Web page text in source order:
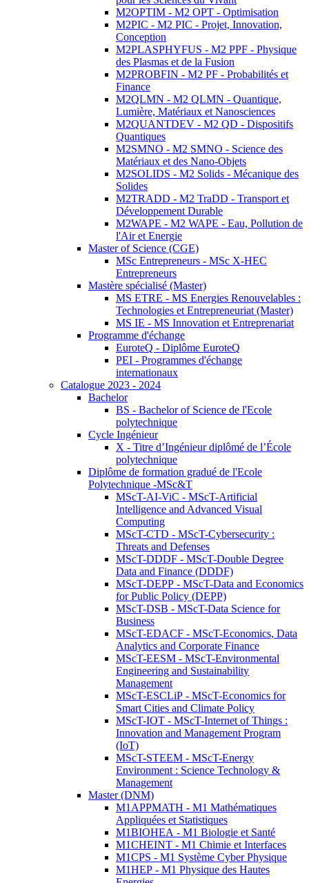
M2OPTIM - M2 OPT - Optimisation
M2PIC - M2 PIC - Projet, Innovation,
Conception
M2PLASPHYFUS - M2 PPF - Physique
des Plasmas et de la Fusion
M2PROBFIN - M2 PF - Probabilités et
Finance
M2QLMN - M2 QLMN - Quantique,
Lumière, Matériaux et Nanosciences
M2QUANTDEV - M2 QD - Dispositifs
Quantiques
M2SMNO - M2 SMNO - Science des
Matériaux et des Nano-Objets
M2SOLIDS - M2 Solids - Mécanique des
Solides
M2TRADD - M2 TraDD - Transport et
Développement Durable
M2WAPE - M2 WAPE - Eau, Pollution de
l'Air et Energie
Master of Science (CGE)
MSc Entrepreneurs - MSc X-HEC
Entrepreneurs
Mastère spécialisé (Master)
MS ETRE - MS Energies Renouvelables :
Technologies et Entrepreneuriat (Master)
MS IE - MS Innovation et Entreprenariat
Programme d'échange
EuroteQ - Diplôme EuroteQ
PEI - Programmes d'échange
internationaux
Catalogue 2023 - 2024
Bachelor
BS - Bachelor of Science de l'Ecole
polytechnique
Cycle Ingénieur
X - Titre d’Ingénieur diplômé de l’École
polytechnique
Diplôme de formation gradué de l'Ecole
Polytechnique -MSc&T
MScT-AI-ViC - MScT-Artificial
Intelligence and Advanced Visual
Computing
MScT-CTD - MScT-Cybersecurity :
Threats and Defenses
MScT-DDDF - MScT-Double Degree
Data and Finance (DDDF)
MScT-DEPP - MScT-Data and Economics
for Public Policy (DEPP)
MScT-DSB - MScT-Data Science for
Business
MScT-EDACF - MScT-Economics, Data
Analytics and Corporate Finance
MScT-EESM - MScT-Environmental
Engineering and Sustainability
Management
MScT-ESCLiP - MScT-Economics for
Smart Cities and Climate Policy
MScT-IOT - MScT-Internet of Things :
Innovation and Management Program
(IoT)
MScT-STEEM - MScT-Energy
Environment : Science Technology &
Management
Master (DNM)
M1APPMATH - M1 Mathématiques
Appliquées et Statistiques
M1BIOHEA - M1 Biologie et Santé
M1CHEINT - M1 Chimie et Interfaces
M1CPS - M1 Système Cyber Physique
M1HEP - M1 Physique des Hautes